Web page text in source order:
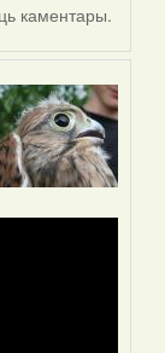
каментары.